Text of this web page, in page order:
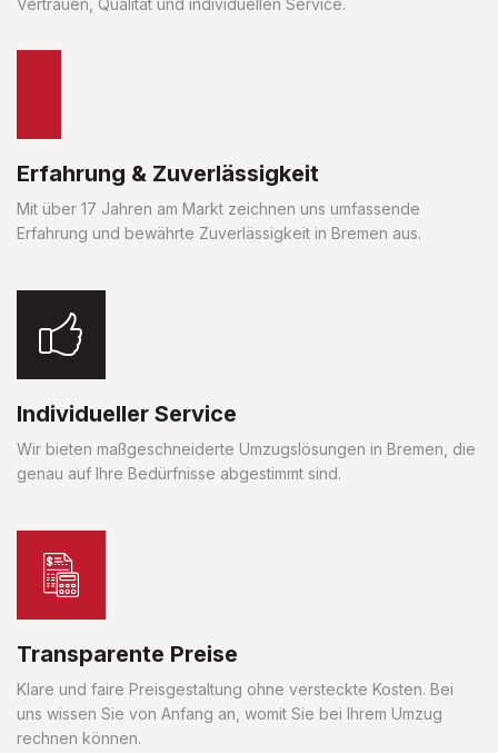
Vertrauen, Qualität und individuellen Service.
Erfahrung & Zuverlässigkeit
Mit über 17 Jahren am Markt zeichnen uns umfassende
Erfahrung und bewährte Zuverlässigkeit in Bremen aus.
Individueller Service
Wir bieten maßgeschneiderte Umzugslösungen in Bremen, die
genau auf Ihre Bedürfnisse abgestimmt sind.
Transparente Preise
Klare und faire Preisgestaltung ohne versteckte Kosten. Bei
uns wissen Sie von Anfang an, womit Sie bei Ihrem Umzug
rechnen können.